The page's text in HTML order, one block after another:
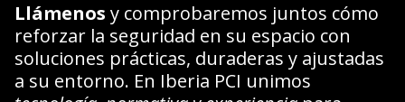
Llámenos y comprobaremos juntos cómo
reforzar la seguridad en su espacio con
soluciones prácticas, duraderas y ajustadas
a su entorno. En Iberia PCI unimos